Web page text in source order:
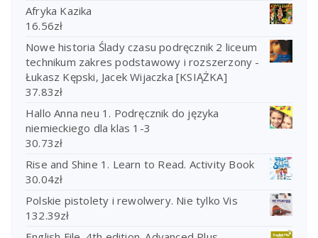
Afryka Kazika
16.56zł
Nowe historia Ślady czasu podręcznik 2 liceum
technikum zakres podstawowy i rozszerzony -
Łukasz Kępski, Jacek Wijaczka [KSIĄŻKA]
37.83zł
Hallo Anna neu 1. Podręcznik do języka
niemieckiego dla klas 1-3
30.73zł
Rise and Shine 1. Learn to Read. Activity Book
30.04zł
Polskie pistolety i rewolwery. Nie tylko Vis
132.39zł